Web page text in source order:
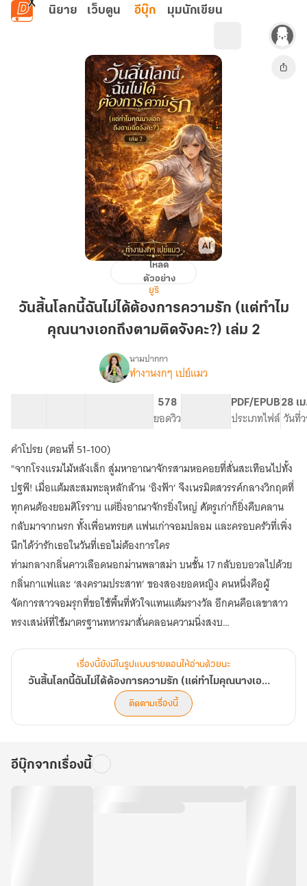
ข้ามไปยังเนื้อหาหลัก
นิยาย เว็บตูน อีบุ๊ก มุมนักเขียน
โลก
ฉัน
ต้องการ
(แต่
ทำไม
คุณ
นางเอก
ตาม
ติด
จัง
คะ?)
เล่ม
2
โหลด
ตัวอย่าง
ยูริ
วันสิ้นโลกนี้ฉันไม่ได้ต้องการความรัก (แต่ทำไม
คุณนางเอกถึงตามติดจังคะ?) เล่ม 2
เรื่อง
สิ้น
โลก
นี้
ได้
ต้องการ
ความ
รัก
(แต่
ทำไม
คุณ
นางเอก
ถึง
ตาม
ติด
จัง
นามปากกา
ทำงานงกๆ เปย์แมว
578
ยอดวิว
PDF/EPUB
ประเภทไฟล์
28 เ
วันที่
คำโปรย (ตอนที่ 51-100)
"จากโรงแรมไม้หลังเล็ก สู่มหาอาณาจักรสามหอคอยที่สั่นสะเทือนไปทั้ง
ปฐพี! เมื่อแต้มสะสมทะลุหลักล้าน ‘อิงฟ้า’ จึงเนรมิตสวรรค์กลางวิกฤตที่
ทุกคนต้องยอมศิโรราบ แต่ยิ่งอาณาจักรยิ่งใหญ่ ศัตรูเก่าก็ยิ่งคืบคลาน
กลับมาจากนรก ทั้งเพื่อนทรยศ แฟนเก่าจอมปลอม และครอบครัวที่เพิ่ง
นึกได้ว่ารักเธอในวันที่เธอไม่ต้องการใคร
ท่ามกลางกลิ่นคาวเลือดนอกม่านพลาสม่า บนชั้น 17 กลับอบอวลไปด้วย
กลิ่นกาแฟและ ‘สงครามประสาท’ ของสองยอดหญิง คนหนึ่งคือผู้
จัดการสาวจอมรุกที่ขอใช้พื้นที่หัวใจแทนแต้มรางวัล อีกคนคือเลขาสาว
ทรงเสน่ห์ที่ใช้มาตรฐานทหารมาสั่นคลอนความนิ่งสงบ
กว่าศึกราชันวิญญาณเสียแล้ว!"เรื่องนี้ยังมีในรูปแบบรายตอนให้อ่านด้วยนะ
วันสิ้นโลกนี้ฉันไม่ได้ต้องการความรัก (แต่ทำไมคุณนางเอกถึงตามติดจังคะ?)
ติดตามเรื่องนี้
อีบุ๊กจากเรื่องนี้